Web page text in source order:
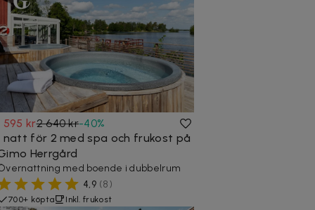
595 kr2 640 kr-40%
natt för 2 med spa och frukost på
Herrgård
med boende i dubbelrum
4,9 (8)
700+ köpta Inkl. frukost